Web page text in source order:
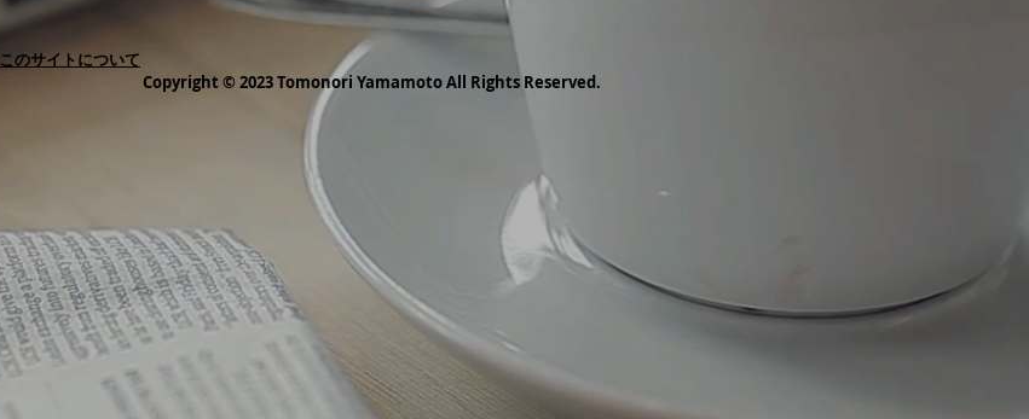
このサイトについて
Copyright © 2023 Tomonori Yamamoto All Rights Reserved.